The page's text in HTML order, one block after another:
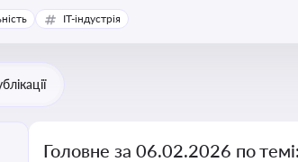
IT-індустрія
Головне за 06.02.2026 по